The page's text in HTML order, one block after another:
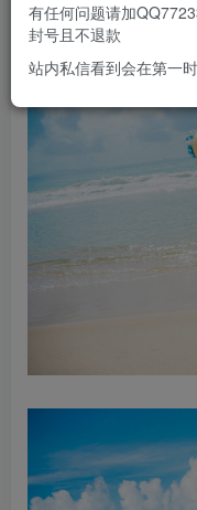
有任何问题请加
封号且不退款
站内私信看到会在第一